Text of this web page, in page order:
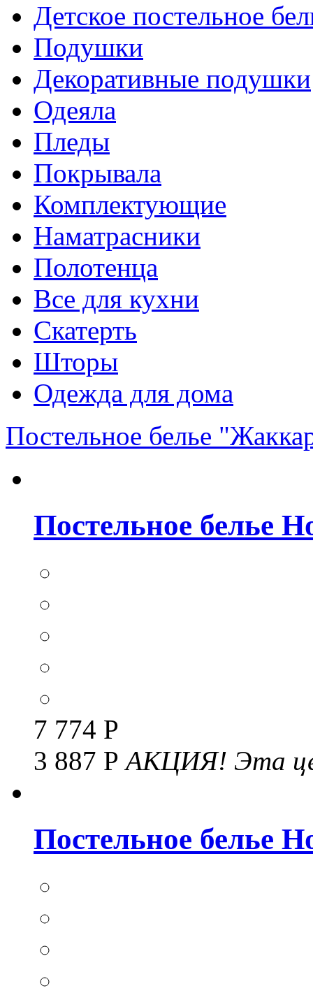
Детское постельное
Подушки
Декоративные подушки
Одеяла
Пледы
Покрывала
Комплектующие
Наматрасники
Полотенца
Все для кухни
Скатерть
Шторы
Одежда для дома
Постельное белье
Постельное белье
7 774 Р
3 887 РАКЦИЯ! Эта
Постельное белье